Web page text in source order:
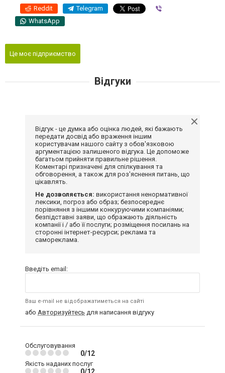
Reddit Telegram
WhatsApp
Це моє підприємство
Відгуки
Відгук - це думка або оцінка людей, які бажають
передати досвід або враження іншим
користувачам нашого сайту з обов'язковою
аргументацією залишеного відгука. Це допоможе
багатьом прийняти правильне рішення.
Коментарі призначені для спілкування та
обговорення, а також для роз'яснення питань, що
цікавлять.
Не дозволяється: використання ненормативної
лексики, погроз або образ; безпосереднє
порівняння з іншими конкуруючими компаніями;
безпідставні заяви, що ображають діяльність
компанії і / або її послуги; розміщення посилань на
сторонні інтернет-ресурси; реклама та
самореклама.
Введіть email:
Ваш e-mail не відображатиметься на сайті
або Авторизуйтесь для написання відгуку
Обслуговування
0/12
Якість наданих послуг
0/12